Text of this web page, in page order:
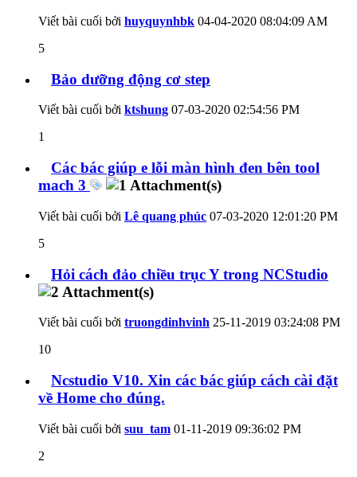
Viết bài cuối bởi huyquynhbk 04-04-2020 08:04:09 AM
5
Bảo dưỡng động cơ step
Viết bài cuối bởi ktshung 07-03-2020 02:54:56 PM
1
Các bác giúp e lỗi màn hình đen bên tool
mach 3
Viết bài cuối bởi Lê quang phúc 07-03-2020 12:01:20 PM
5
Hỏi cách đảo chiều trục Y trong NCStudio
Viết bài cuối bởi truongdinhvinh 25-11-2019 03:24:08 PM
10
Ncstudio V10. Xin các bác giúp cách cài đặt
về Home cho đúng.
Viết bài cuối bởi suu_tam 01-11-2019 09:36:02 PM
2